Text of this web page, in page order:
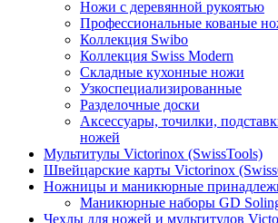
Ножи с деревянной рукоятью
Профессиональные кованые
Коллекция Swibo
Коллекция Swiss Modern
Складные кухонные ножи
Узкоспециализированные
Разделочные доски
Аксессуары, точилки,
ножей
Мультитулы Victorinox (SwissTools)
Швейцарские карты Victorinox
Ножницы и маникюрные
Маникюрные наборы GD
Чехлы для ножей и мультитулов